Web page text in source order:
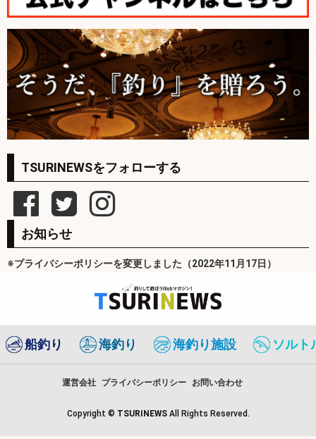
TSURINEWSをフォローする
お知らせ
※プライバシーポリシーを変更しました（2022年11月17日）
船釣り 海釣り 海釣り施設 ソルト
運営会社 プライバシーポリシー お問い合わせ
Copyright © TSURINEWS All Rights Reserved.